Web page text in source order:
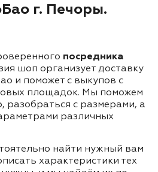
г. Печоры.
посредника
шоп организует доставку
и поможет с выкупов с
площадок. Мы поможем
разобраться с размерами, а
различных
найти нужный вам
характеристики тех